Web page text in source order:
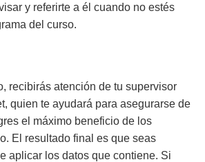
y referirte a él cuando no estés
del curso.
recibirás atención de tu supervisor
quien te ayudará para asegurarse de
el máximo beneficio de los
El resultado final es que seas
aplicar los datos que contiene. Si